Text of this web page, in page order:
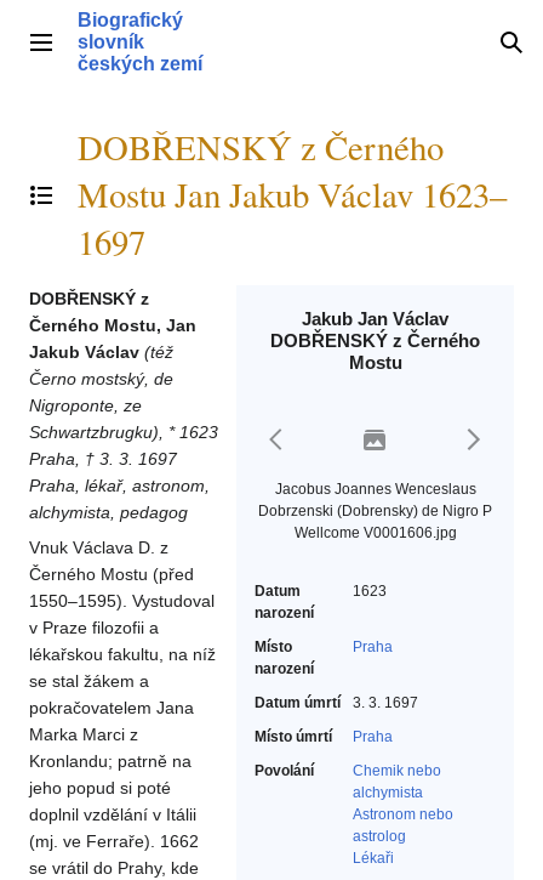
obsahHlavní menu
Biografický
slovník
českých zemí
Přepnout obsah
DOBŘENSKÝ z Černého
Mostu Jan Jakub Václav 1623–
1697
Jakub Jan Václav
DOBŘENSKÝ z Černého
Mostu
Jacobus Joannes Wenceslaus
Dobrzenski (Dobrensky) de Nigro P
Wellcome V0001606.jpg
Datum
narození
1623
Místo
narození
Praha
Datum úmrtí
3. 3. 1697
Místo úmrtí
Praha
Povolání
Chemik nebo
alchymista‎
Astronom nebo
astrolog‎
Lékaři‎
DOBŘENSKÝ z
Černého Mostu, Jan
Jakub Václav (též
Černo mostský, de
Nigroponte, ze
Schwartzbrugku), * 1623
Praha, † 3. 3. 1697
Praha, lékař, astronom,
alchymista, pedagog
Vnuk Václava D. z
Černého Mostu (před
1550–1595). Vystudoval
v Praze filozofii a
lékařskou fakultu, na níž
se stal žákem a
pokračovatelem Jana
Marka Marci z
Kronlandu; patrně na
jeho popud si poté
doplnil vzdělání v Itálii
(mj. ve Ferraře). 1662
se vrátil do Prahy, kde